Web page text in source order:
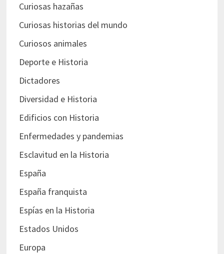
Curiosas hazañas
Curiosas historias del mundo
Curiosos animales
Deporte e Historia
Dictadores
Diversidad e Historia
Edificios con Historia
Enfermedades y pandemias
Esclavitud en la Historia
España
España franquista
Espías en la Historia
Estados Unidos
Europa